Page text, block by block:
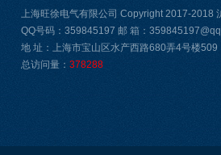
上海旺徐电气有限公司 Copyright 2017-2018
QQ号码：359845197 邮 箱：
地 址：上海市宝山区水产西路680弄4号楼509
总访问量： 378288